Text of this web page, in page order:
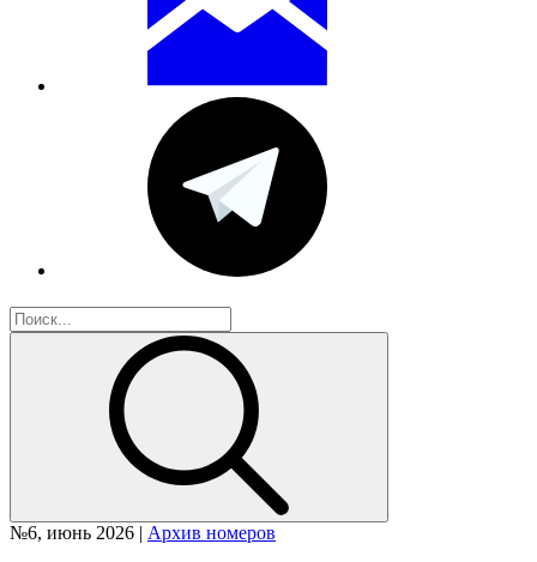
№6, июнь 2026 | Архив номеров